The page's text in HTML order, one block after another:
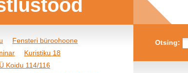
Fensteri büroohoone
Kuristiku 18
Koidu 114/116
Otsing: